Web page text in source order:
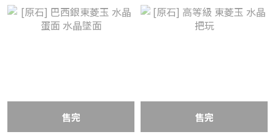
售完 售完